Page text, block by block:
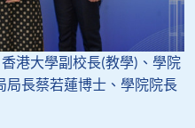
港大學副校長(教學)、學院
局長蔡若蓮博士、學院院長